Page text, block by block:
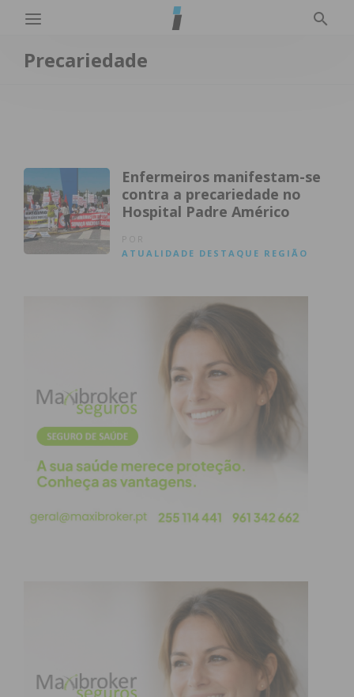
Precariedade
Enfermeiros manifestam-se
contra a precariedade no
Hospital Padre Américo
ATUALIDADE DESTAQUE REGIÃO